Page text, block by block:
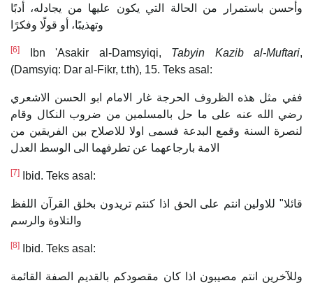
وأحسن باستمرار من الحالة التي يكون عليها من يجادله، أدبًا
وتهذيبًا، أو قولًا وفكرًا
[6] Ibn 'Asakir al-Damsyiqi, Tabyin Kazib al-Muftari,
(Damsyiq: Dar al-Fikr, t.th), 15. Teks asal:
ففي مثل هذه الظروف الحرجة غار الامام ابو الحسن الاشعري
رضي الله عنه على ما حل بالمسلمين من ضروب النكال وقام
لنصرة السنة وقمع البدعة فسمى اولا للاصلاح بين الفريقين من
الامة بارجاعهما عن تطرفهما الى الوسط العدل
[7] Ibid. Teks asal:
قائلا" للاولين انتم على الحق اذا كنتم تريدون بخلق القرآن اللفظ
والتلاوة والرسم
[8] Ibid. Teks asal:
وللآخرين انتم مصيبون اذا كان مقصودكم بالقديم الصفة القائمة